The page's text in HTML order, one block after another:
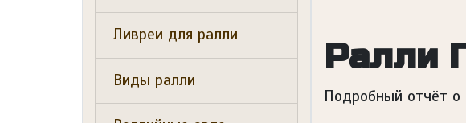
Ралли
Подробный отчёт о
Ливреи для ралли
Виды ралли